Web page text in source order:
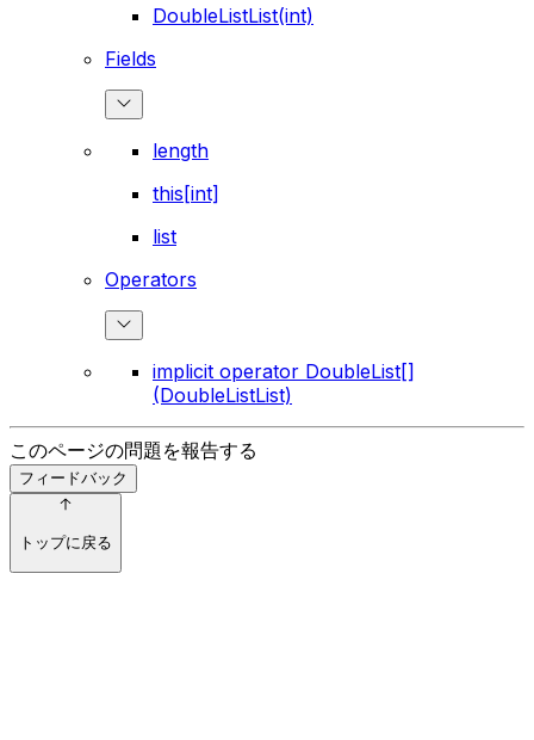
DoubleListList(int)
Fields
length
this[int]
list
Operators
implicit operator DoubleList[]
(DoubleListList)
このページの問題を報告する
フィードバック
トップに戻る